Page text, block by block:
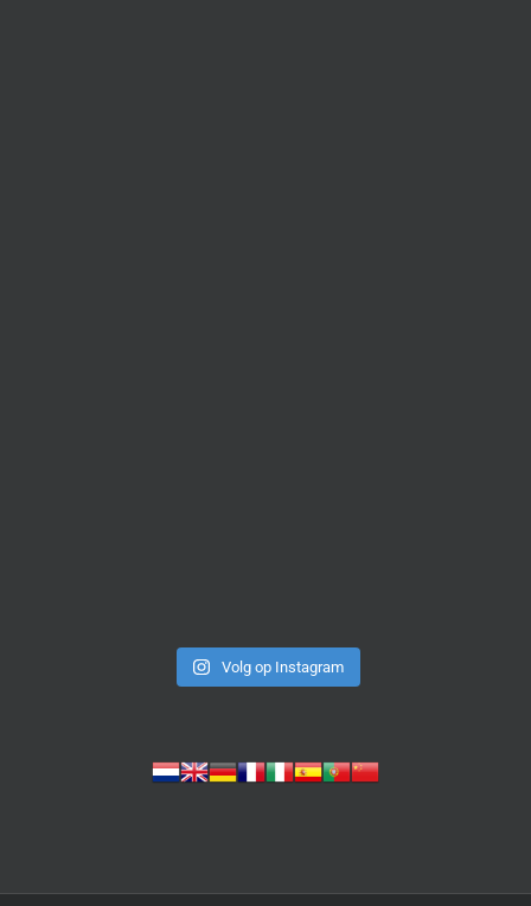
Volg op Instagram